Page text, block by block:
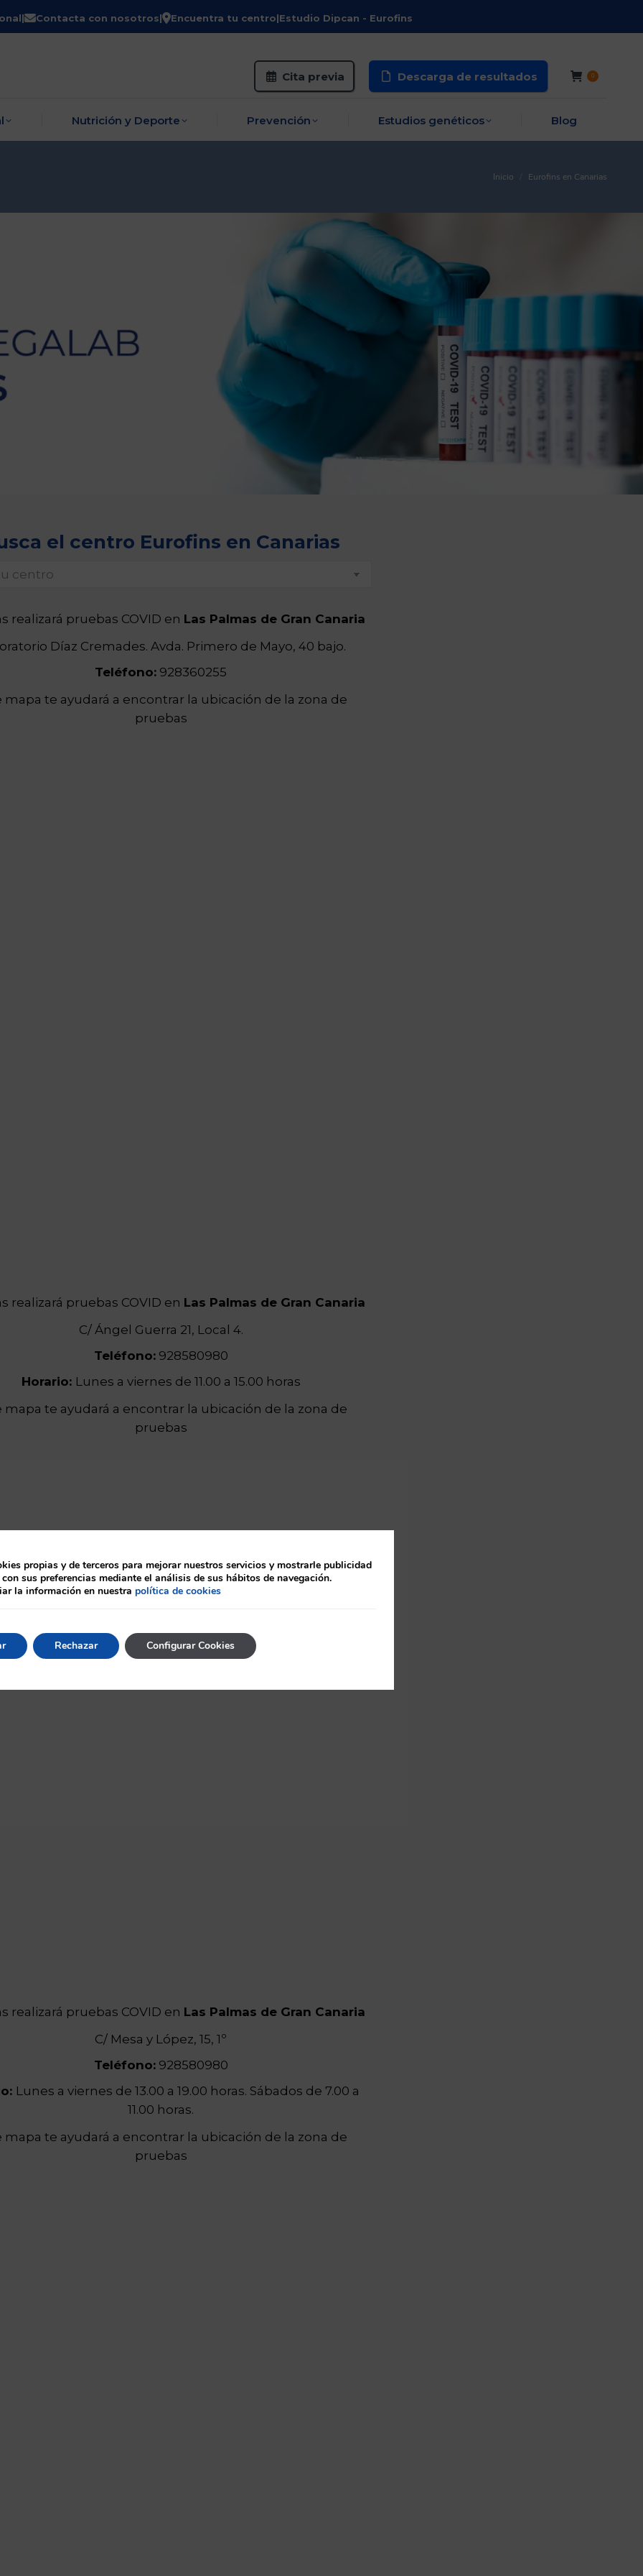
| Contacta con nosotros| Encuentra tu centro|Estudio Dipcan - Eurofins
Cita previa Descarga de resultados 0
Nutrición y Deporte Prevención Estudios genéticos Blog
You are here:
Inicio Eurofins en Canarias
el centro Eurofins en Canarias
realizará pruebas COVID en Las Palmas de Gran Canaria
Díaz Cremades. Avda. Primero de Mayo, 40 bajo.
Teléfono: 928360255
mapa te ayudará a encontrar la ubicación de la zona de
pruebas
realizará pruebas COVID en Las Palmas de Gran Canaria
C/ Ángel Guerra 21, Local 4.
Teléfono:928580980
Horario: Lunes a viernes de 11.00 a 15.00 horas
mapa te ayudará a encontrar la ubicación de la zona de
pruebas
realizará pruebas COVID en Las Palmas de Gran Canaria
C/ Mesa y López, 15, 1º
Teléfono:928580980
Lunes a viernes de 13.00 a 19.00 horas. Sábados de 7.00 a
11.00 horas.
mapa te ayudará a encontrar la ubicación de la zona de
pruebas
propias y de terceros para mejorar nuestros servicios y mostrarle publicidad
sus preferencias mediante el análisis de sus hábitos de navegación.
la información en nuestra política de cookies
Rechazar Configurar Cookies
Nutrición y Deporte Prevención